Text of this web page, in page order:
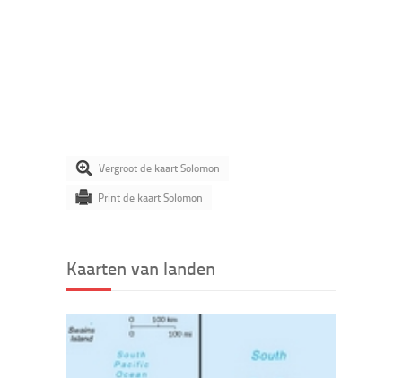
Vergroot de kaart Solomon
Print de kaart Solomon
Kaarten van landen